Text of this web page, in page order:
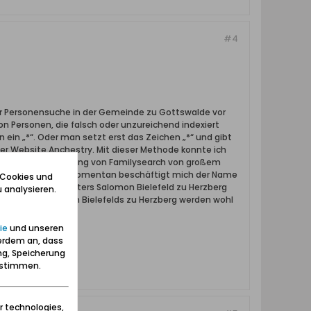
#4
in der Gemeinde zu Gottswalde vor
Personen, die falsch oder unzureichend indexiert
„*“. Oder man setzt erst das Zeichen „*“ und gibt
Website Anchestry. Mit dieser Methode konnte ich
Datenauswertung von Familysearch von großem
nicht erhält. Momentan beschäftigt mich der Name
des Kirchenvaters Salomon Bielefeld zu Herzberg
des Salomon Bielefelds zu Herzberg werden wohl
und
und unseren
an, dass
Speicherung
technologies,